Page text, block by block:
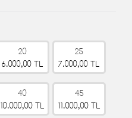
20
6.000,00 TL
25
7.000,00 TL
40
10.000,00 TL
45
11.000,00 TL